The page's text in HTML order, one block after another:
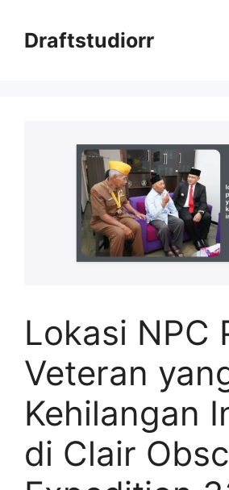
contentDraftstudiorr
Lokasi NPC
Veteran
Kehilangan
di Clair